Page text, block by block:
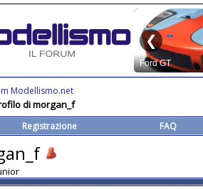
Modellismo.net
di morgan_f
Registrazione
FAQ